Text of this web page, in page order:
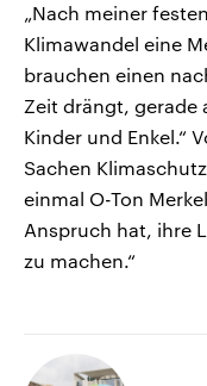
„Nach meiner
Klimawandel eine
brauchen einen
Zeit drängt, gerade
Kinder und Enkel.“
Sachen
einmal O-Ton
Anspruch hat, ihre
zu machen.“